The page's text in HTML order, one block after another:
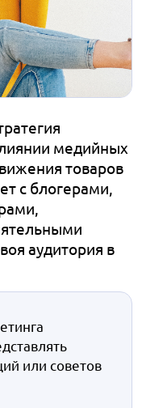
медийных
товаров
с блогерами,
аудитория в
или советов